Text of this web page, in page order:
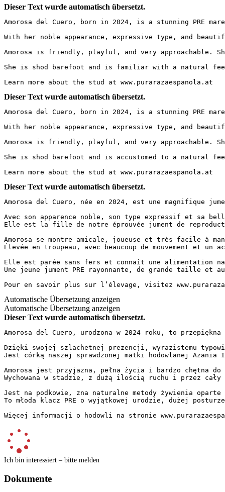
Dieser Text wurde automatisch übersetzt.
Amorosa del Cuero, born in 2024, is a stunning PRE
With her noble appearance, expressive type, and
Amorosa is friendly, playful, and very approachable.
She is shod barefoot and is familiar with a natural
Learn more about the stud at www.purarazaespanola.at
Dieser Text wurde automatisch übersetzt.
Amorosa del Cuero, born in 2024, is a stunning PRE
With her noble appearance, expressive type, and
Amorosa is friendly, playful, and very approachable.
She is shod barefoot and is accustomed to a natural
Learn more about the stud at www.purarazaespanola.at
Dieser Text wurde automatisch übersetzt.
Amorosa del Cuero, née en 2024, est une magnifique
Avec son apparence noble, son type expressif et sa
Elle est la fille de notre éprouvée jument de
Amorosa se montre amicale, joueuse et très facile à
Élevée en troupeau, avec beaucoup de mouvement
Elle est parée sans fers et connaît une
Une jeune jument PRE rayonnante, de grande taille et
Pour en savoir plus sur l’élevage, visitez
Automatische Übersetzung anzeigen
Automatische Übersetzung anzeigen
Dieser Text wurde automatisch übersetzt.
Amorosa del Cuero, urodzona w 2024 roku, to
Dzięki swojej szlachetnej prezencji, wyrazistemu
Jest córką naszej sprawdzonej matki hodowlanej
Amorosa jest przyjazna, pełna życia i bardzo chętna
Wychowana w stadzie, z dużą ilością ruchu i przez
Jest na podkowie, zna naturalne metody żywienia
To młoda klacz PRE o wyjątkowej urodzie, dużej
Więcej informacji o hodowli na stronie
Ich bin interessiert – bitte melden
Dokumente